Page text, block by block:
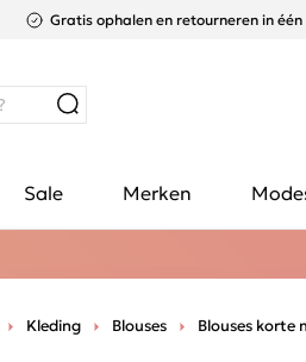
Gratis ophalen en retourneren in één
Sale Merken
Kleding Blouses Blouses korte